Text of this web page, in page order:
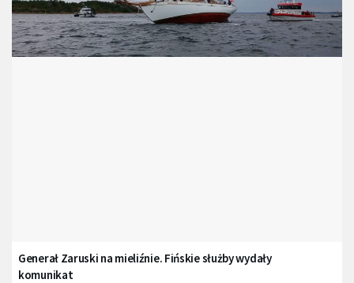
Generał Zaruski na mieliźnie. Fińskie służby wydały
komunikat